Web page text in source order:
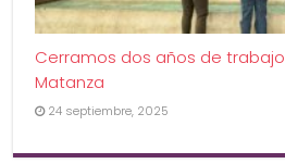
Cerramos dos años de
Matanza
24 septiembre, 2025